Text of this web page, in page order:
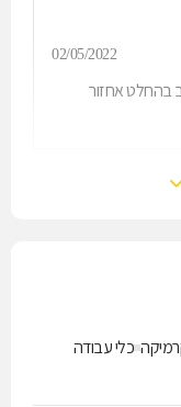
02/05/2022
בהחלט אחזור
כלי עבודה